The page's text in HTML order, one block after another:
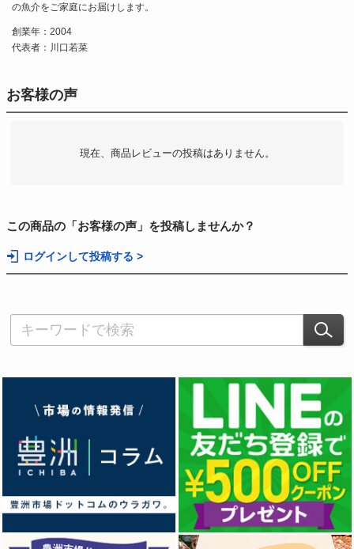
の魚介をご家庭にお届けします。
創業年：2004
代表者：川口若菜
お客様の声
現在、商品レビューの投稿はありません。
この商品の「お客様の声」を投稿しませんか？
ログインして投稿する >